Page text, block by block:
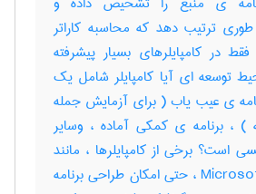
طوری ترتیب دهد که محاسبه کاراتر
در کامپایلرهای بسیار پیشرفته
(5) محیط توسعه ای آیا کامپایلر شامل یک
ی عیب یاب ( برای آزمایش جمله
) ، برنامه ی کمکی آماده ، وسایر
است؟ برخی از کامپایلرها ، مانند
Microsoft Visual Basic ، حتی امکان طراحی برنامه